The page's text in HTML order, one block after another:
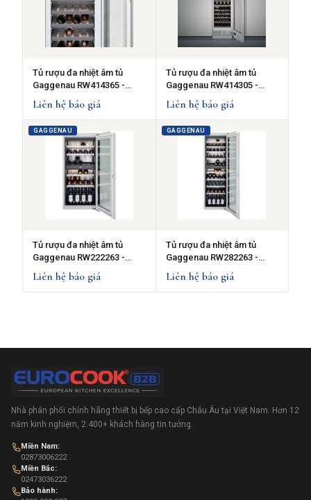
Tủ rượu đa nhiệt âm tủ
Gaggenau RW414365 -
series 400, 272L
Liên hệ báo giá
Tủ rượu đa nhiệt âm tủ
Gaggenau RW414305 -
series 400, 272L
Liên hệ báo giá
GAGGENAU
Tủ rượu đa nhiệt âm tủ
Gaggenau RW222263 -
series 200, 159L
Liên hệ báo giá
GAGGENAU
Tủ rượu đa nhiệt âm tủ
Gaggenau RW282263 -
series 200, 259L
Liên hệ báo giá
Nhà phân phối chính hãng thiết bị bếp cao cấp Châu Âu tại Việt Nam. Hơn 12
năm kinh nghiệm, 2.400+ khách hàng tin tưởng.
Miền Nam:
02873006222
Miền Bắc:
02473036222
Bảo hành: